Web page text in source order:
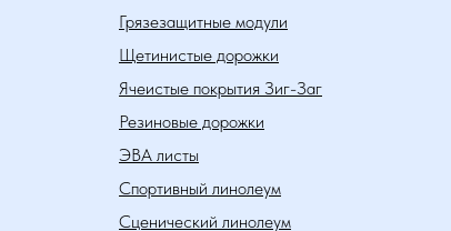
Грязезащитные модули
Щетинистые дорожки
Ячеистые покрытия Зиг-Заг
Резиновые дорожки
ЭВА листы
Спортивный линолеум
Сценический линолеум